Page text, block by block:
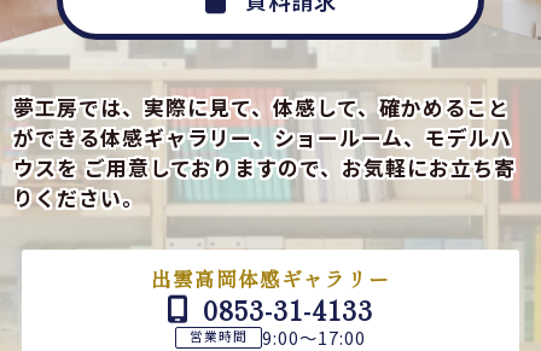
夢工房では、実際に見て、体感して、確かめること
ができる体感ギャラリー、ショールーム、モデルハ
ウスをご用意しておりますので、お気軽にお立ち寄
りください。
出雲高岡体感ギャラリー
0853-31-4133
営業時間 9:00～17:00